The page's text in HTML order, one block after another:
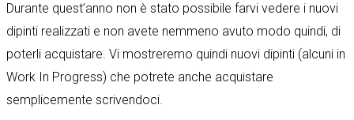
Durante quest’anno non è stato possibile farvi vedere i nuovi
dipinti realizzati e non avete nemmeno avuto modo quindi, di
poterli acquistare. Vi mostreremo quindi nuovi dipinti (alcuni in
Work In Progress) che potrete anche acquistare
semplicemente scrivendoci.